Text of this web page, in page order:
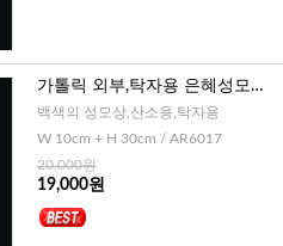
가톨릭 외부,탁자용 은혜성모상-
30
백색의 성모상,산소용,탁자용
W 10cm + H 30cm / AR6017
20,000원
19,000원